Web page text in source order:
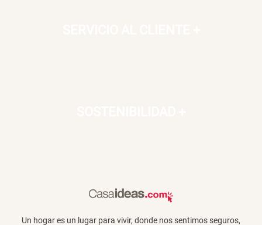
Un hogar es un lugar para vivir, donde nos sentimos seguros,